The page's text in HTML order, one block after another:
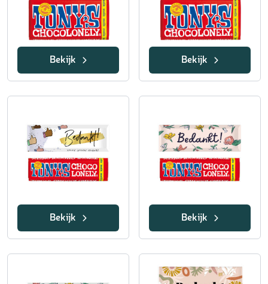
Bekijk Bekijk
Bekijk Bekijk